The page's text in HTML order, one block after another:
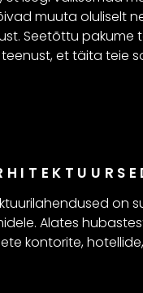
muuta oluliselt
Seetõttu pakume
et täita teie
on
Alates
kontorite,